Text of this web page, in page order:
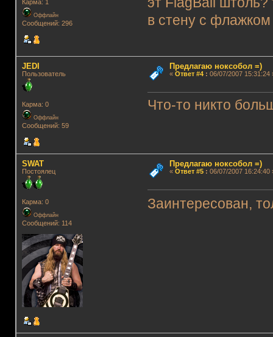
Карма: 1
Оффлайн
Сообщений: 296
в стену с флажком
JEDI
Пользователь
Карма: 0
Оффлайн
Сообщений: 59
Предлагаю ноксобол =)
« Ответ #4: 06/07/2007 15:31:24
Что-то никто
SWAT
Постоялец
Карма: 0
Оффлайн
Сообщений: 114
Предлагаю ноксобол =)
« Ответ #5: 06/07/2007 16:24:40
Заинтересован,